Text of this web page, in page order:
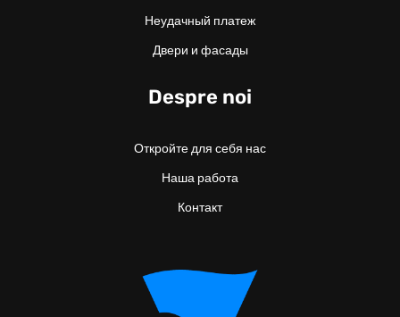
Неудачный платеж
Двери и фасады
Despre noi
Откройте для себя нас
Наша работа
Контакт